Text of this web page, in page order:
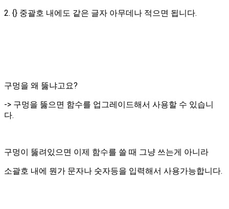
2. {} 중괄호 내에도 같은 글자 아무데나 적으면 됩니다.
구멍을 왜 뚫냐고요?
-> 구멍을 뚫으면 함수를 업그레이드해서 사용할 수 있습니
다.
구멍이 뚫려있으면 이제 함수를 쓸 때 그냥 쓰는게 아니라
소괄호 내에 뭔가 문자나 숫자등을 입력해서 사용가능합니다.